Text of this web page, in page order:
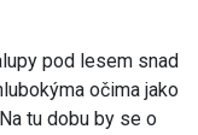
pod lesem snad
očima jako
tu dobu by se o